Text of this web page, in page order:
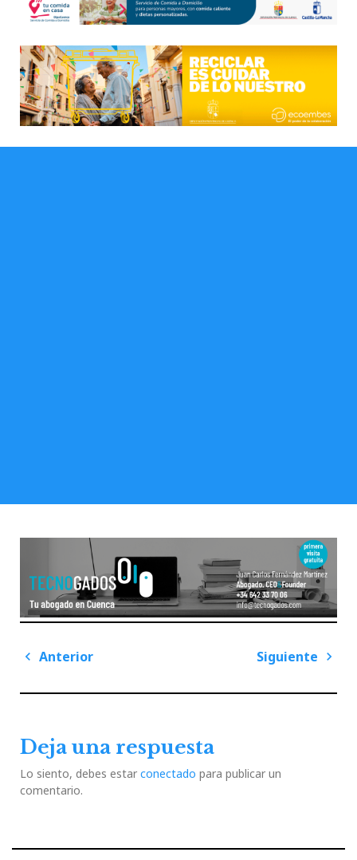
Navegación
entradas
Anterior
Siguiente
Deja una respuesta
Lo siento, debes estar conectado para publicar un
comentario.